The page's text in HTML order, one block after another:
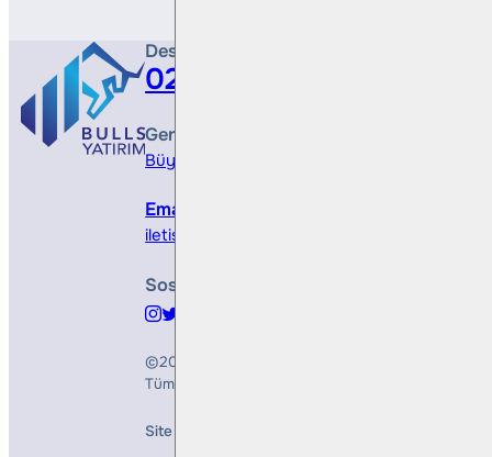
Destek Hattı
0212 410 0500
Genel Müdürlük
Büyükdere Cad. No 173, 1. Levent Plaza, B
Email
iletisim@bullsyatirim.com
Sosyal Medya
©2026
Tüm Hakları Saklıdır
Site Creation & Technology by